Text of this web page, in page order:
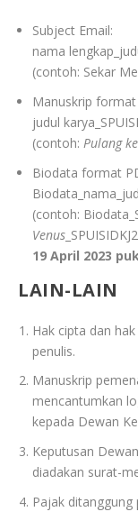
Subject Email:
nama
(contoh: Sekar
Manuskrip
judul
(contoh: Pulang
Biodata format
(contoh:
Venus
19 April 2023
LAIN-LAIN
Hak cipta dan
penulis.
Manuskrip
mencantumkan
kepada Dewan
Keputusan
diadakan surat-
Pajak ditanggung